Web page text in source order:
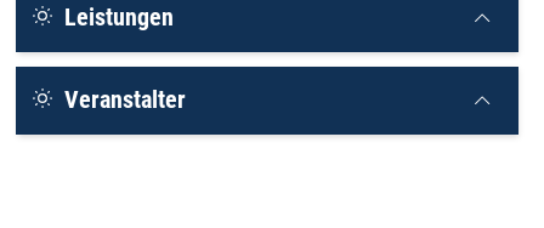
Leistungen
Veranstalter